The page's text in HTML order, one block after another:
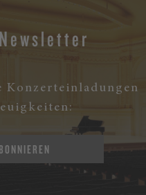
Newsletter
Konzerteinladungen